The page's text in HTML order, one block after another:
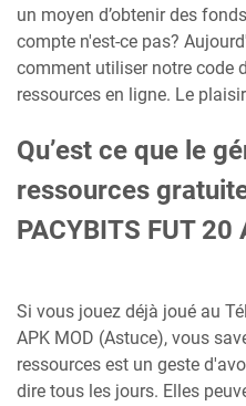
un moyen d’obtenir des
compte n'est-ce pas?
comment utiliser notre code
ressources en ligne. Le
Qu’est ce que le
ressources
PACYBITS FUT
Si vous jouez déjà joué au
APK MOD (Astuce), vous
ressources est un geste
dire tous les jours. Elles